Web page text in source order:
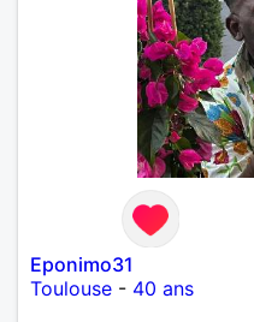
Eponimo31
Toulouse - 40 ans